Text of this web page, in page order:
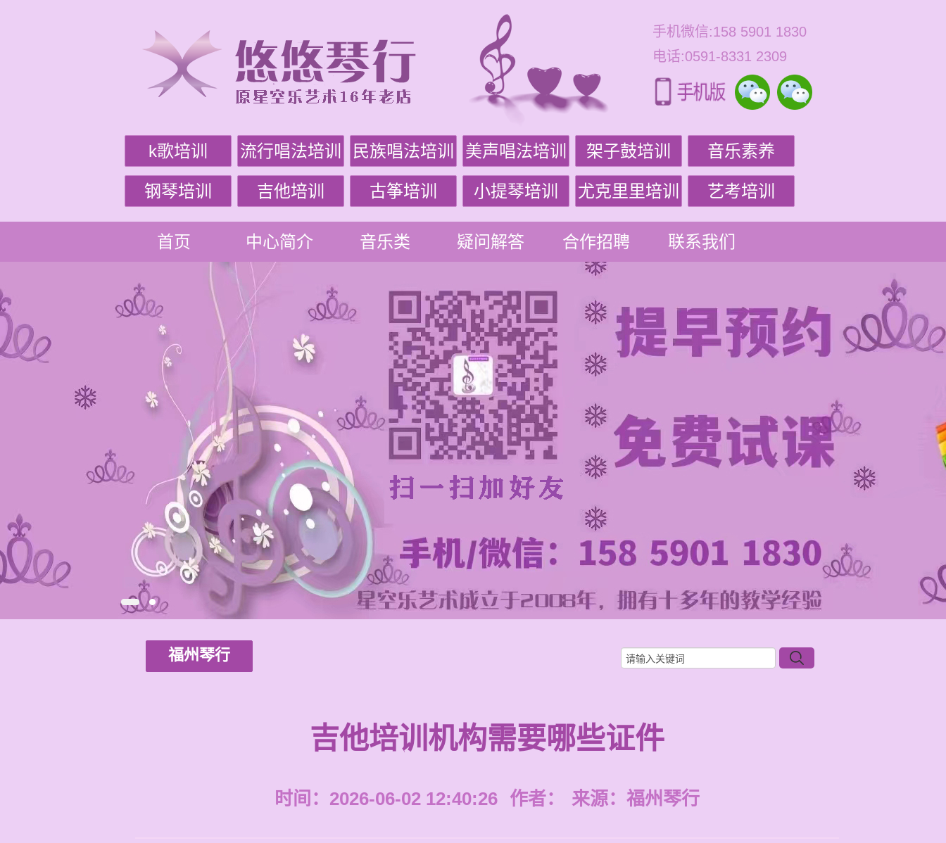
手机微信:158 5901 1830
电话:0591-8331 2309
k歌培训 流行唱法培训 民族唱法培训 美声唱法培训 架子鼓培训 音乐素养
钢琴培训 吉他培训 古筝培训 小提琴培训 尤克里里培训 艺考培训
首页 中心简介 音乐类 疑问解答 合作招聘 联系我们
福州琴行
吉他培训机构需要哪些证件
时间：2026-06-02 12:40:26 作者： 来源： 福州琴行